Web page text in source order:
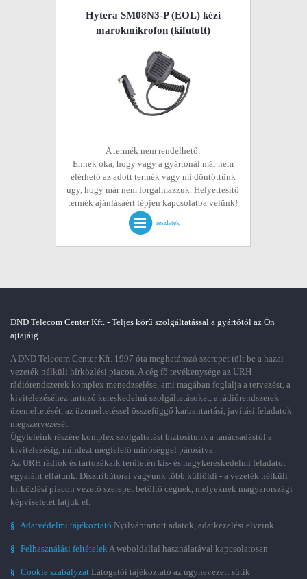
Hytera SM08N3-P (EOL) kézi
marokmikrofon(kifutott)
A termék nem rendelhető.
Ennek oka, hogy vagy a gyártónál már nem
elérhető az adott termék vagy mi döntöttünk
úgy, hogy már nem forgalmazzuk. Helyettesítő
termék ajánlásáért lépjen kapcsolatba velünk!
részletek
DND Telecom Center Kft. - Teljes körű szolgáltatással a gyártótól az Ön
ajtajáig
A DND Telecom Center Kft. 1997 óta meghatározó szerepet tölt be a hazai
vezeték nélküli hírközlési piacon. A cég fő tevékenysége az URH
rádiórendszerek komplex menedzselése, ami magában foglalja a tervezést, a
kivitelezéséhez tartozó kereskedelmi szolgáltatásokat, a rádiórendszerek
üzemeltetését, az üzemeltetéssel összefüggő karbantartási, javítási feladatok
megszervezését.
Ügyfeleink részére komplex szolgáltatást biztosítunk a tanácsadástól a
kivitelezésig, mindezt megfelelő minőséggel párosítva.
Az URH rádiók és tartozékaik területén kis- és nagykereskedelmi feladatot
egyaránt ellátunk. Disztribútorai vagyunk több külföldi - a vezeték nélküli
hírközlési piacon vezető szerepet betöltő cégnek, melyeknek magyarországi
képviseletét látjuk el.
§ Adatvédelmi tájékoztató Nyilvántartott adatok, adatkezelési elveink
§ Felhasználási feltételekA weboldallal használatával kapcsolatosan
§ Cookie szabályzat Látogatói tájékoztató az úgynevezett sütik